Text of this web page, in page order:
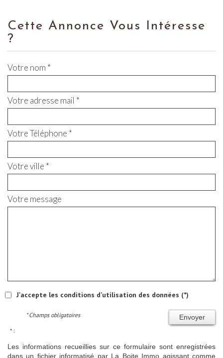
Cette Annonce Vous Intéresse
?
Votre nom *
Votre adresse mail *
Votre Téléphone *
Votre ville *
Votre message
J'accepte les conditions d'utilisation des données (*)
Envoyer
* Champs obligatoires
* :
Les informations recueillies sur ce formulaire sont enregistrées
dans un fichier informatisé par La Boite Immo agissant comme